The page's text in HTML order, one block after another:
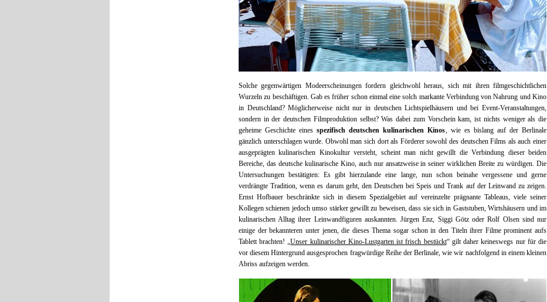
Solche gegenwärtigen Modeerscheinungen fordern gleichwohl heraus, sich mit ihren filmgeschichtlichen
Wurzeln zu beschäftigen. Gab es früher schon einmal eine solch markante Verbindung von Nahrung und Kino
in Deutschland? Möglicherweise nicht nur in deutschen Lichtspielhäusern und bei Event-Veranstaltungen,
sondern in der deutschen Filmproduktion selbst? Was dabei zum Vorschein kam, ist nichts weniger als die
geheime Geschichte einesspezifisch deutschen kulinarischen Kinos, wie es bislang auf der Berlinale
gänzlich unterschlagen wurde. Obwohl man sich dort als Förderer sowohl des deutschen Films als auch einer
ausgeprägten kulinarischen Kinokultur versteht, scheint man nicht gewillt die Verbindung dieser beiden
Bereiche, das deutsche kulinarische Kino, auch nur ansatzweise in seiner wirklichen Breite zu würdigen. Die
Untersuchungen bestätigten: Es gibt hierzulande eine lange, nun schon beinahe vergessene und gerne
verdrängte Tradition, wenn es darum geht, den Deutschen bei Speis und Trank auf der Leinwand zu zeigen.
Ernst Hofbauer beschränkte sich in diesem Spezialgebiet auf vereinzelte prägnante Tableaus, viele seiner
Kollegen schienen jedoch umso stärker gewillt zu beweisen, dass sie sich in Gaststuben, Wirtshäusern und im
kulinarischen Alltag ihrer Leinwandfiguren auskannten. Jürgen Enz, Siggi Götz oder Rolf Olsen sind nur
einige der bekannteren unter jenen, die dieses Thema sogar schon in den Titeln ihrer Filme prominent aufs
Tablett brachten! „Unser kulinarischer Kino-Lustgarten ist frisch bestückt“ gilt daher keineswegs nur für die
vor diesem Hintergrund ausgesprochen fragwürdige Reihe der Berlinale, wie wir nachfolgend in einem kleinen
Abriss aufzeigen werden.